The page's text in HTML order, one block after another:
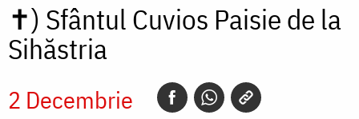
✝) Sfântul Cuvios Paisie de la
Sihăstria
2 Decembrie